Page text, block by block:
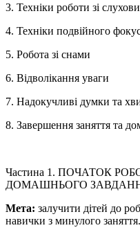
3. Техніки роботи зі
4. Техніки подвійного
5. Робота зі снами
6. Відволікання уваги
7. Надокучливі думки та
8. Завершення заняття та
Частина 1. ПОЧАТОК
ДОМАШНЬОГО
Мета: залучити дітей до
навички з минулого заняття.